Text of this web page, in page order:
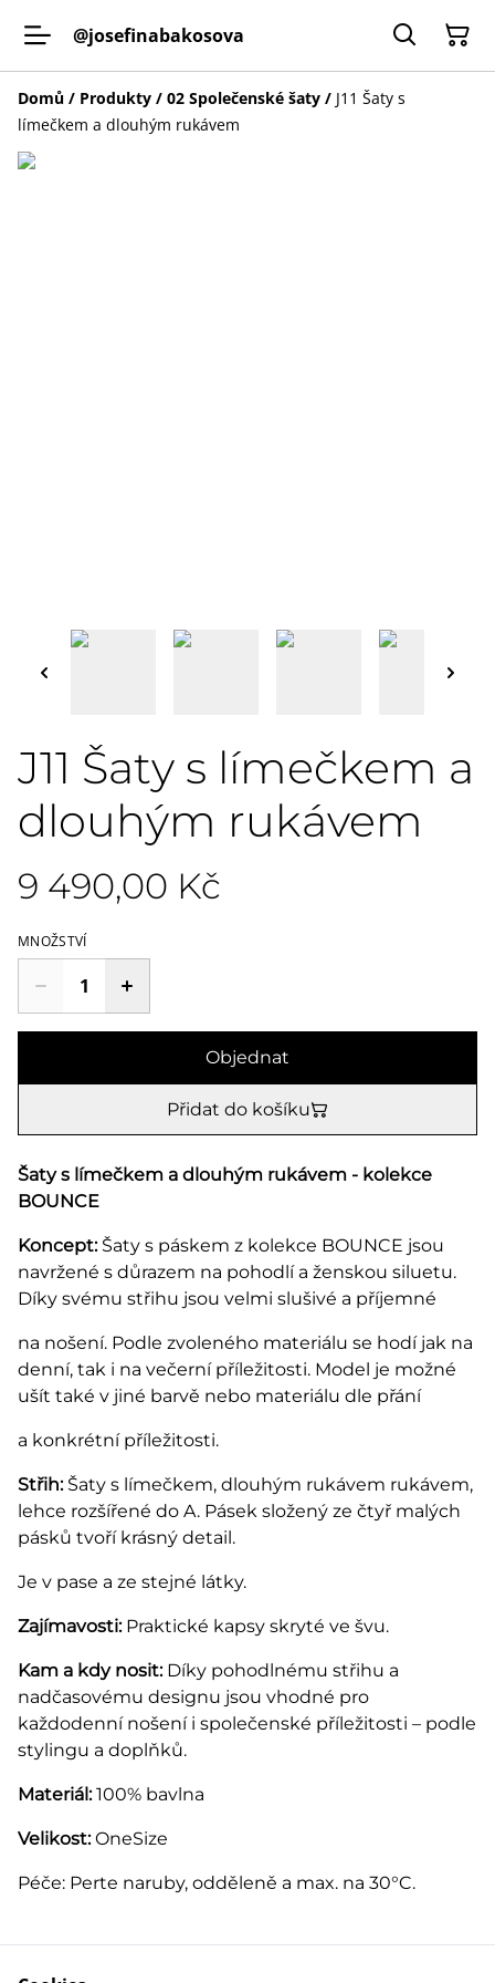
@josefinabakosova
Domů / Produkty / 02 Společenské šaty / J11 Šaty s
límečkem a dlouhým rukávem
J11 Šaty s límečkem a
dlouhým rukávem
9 490,00 Kč
MNOŽSTVÍ
Objednat
Přidat do košíku
Šaty s límečkem a dlouhým rukávem - kolekce
BOUNCE
Koncept:Šaty s páskem z kolekce BOUNCE jsou
navržené s důrazem na pohodlí a ženskou siluetu.
Díky svému střihu jsou velmi slušivé a příjemné
na nošení. Podle zvoleného materiálu se hodí jak na
denní, tak i na večerní příležitosti. Model je možné
ušít také v jiné barvě nebo materiálu dle přání
a konkrétní příležitosti.
Střih:Šaty s límečkem, dlouhým rukávem rukávem,
lehce rozšířené do A. Pásek složený ze čtyř malých
pásků tvoří krásný detail.
Je v pase a ze stejné látky.
Zajímavosti:Praktické kapsy skryté ve švu.
Kam a kdy nosit:Díky pohodlnému střihu a
nadčasovému designu jsou vhodné pro
každodenní nošení i společenské příležitosti – podle
stylingu a doplňků.
Materiál:100% bavlna
Velikost:OneSize
Péče: Perte naruby, odděleně a max. na 30°C.